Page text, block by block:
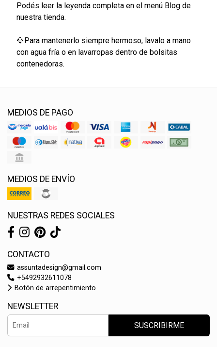
Podés leer la leyenda completa en el menú Blog de
nuestra tienda.
💎Para mantenerlo siempre hermoso, lavalo a mano
con agua fría o en lavarropas dentro de bolsitas
contenedoras.
MEDIOS DE PAGO
MEDIOS DE ENVÍO
NUESTRAS REDES SOCIALES
CONTACTO
assuntadesign@gmail.com
+5492932611078
Botón de arrepentimiento
NEWSLETTER
SUSCRIBIRME